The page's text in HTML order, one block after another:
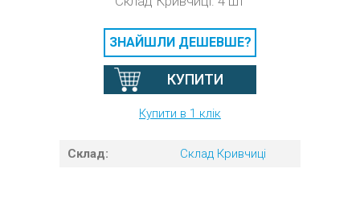
ЗНАЙШЛИ ДЕШЕВШЕ?
КУПИТИ
Купити в 1 клік
Склад: Склад Кривчиці